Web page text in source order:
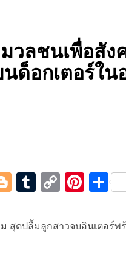
วลชนเพื่อสัง
ด็อกเตอร์ใ
Blogger
Tumblr
Copy
สุดปลื้มลูกสาวจบอินเตอร์พ